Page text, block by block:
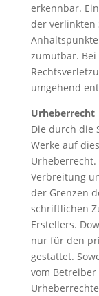
erkennbar.
der verlinkten
zumutbar. Bei
umgehend
Urheberrecht
Die durch die
Werke auf
Urheberrecht.
Verbreitung
der Grenzen
schriftlichen
Erstellers.
nur für den
gestattet.
vom